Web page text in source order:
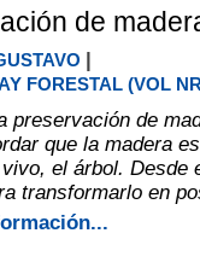
de
|
FORESTAL (VOL
preservación de
que la madera
el árbol. Desde
transformarlo en